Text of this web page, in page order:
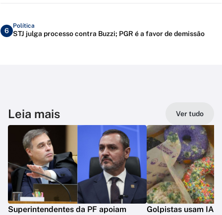
6
Política
STJ julga processo contra Buzzi; PGR é a favor de demissão
Leia mais Ver tudo
Superintendentes da PF apoiam
Golpistas usam IA